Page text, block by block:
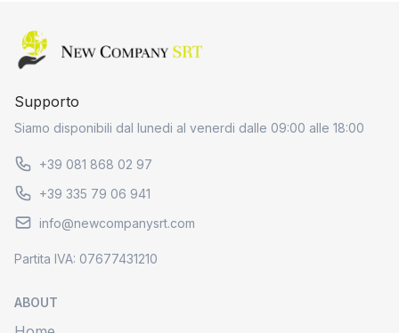
Home page
ABOUT
Supporto
Siamo disponibili dal lunedi al venerdi dalle 09:00 alle 18:00
+39 081 868 02 97
+39 335 79 06 941
info@newcompanysrt.com
Partita IVA: 07677431210